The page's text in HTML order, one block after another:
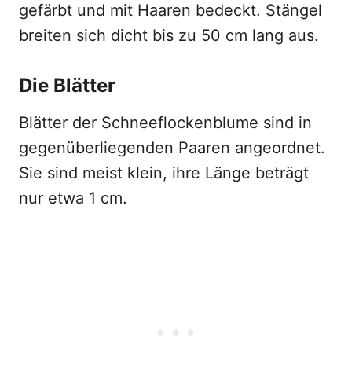
gefärbt und mit Haaren bedeckt. Stängel
breiten sich dicht bis zu 50 cm lang aus.
Die Blätter
Blätter der Schneeflockenblume sind in
gegenüberliegenden Paaren angeordnet.
Sie sind meist klein, ihre Länge beträgt
nur etwa 1 cm.